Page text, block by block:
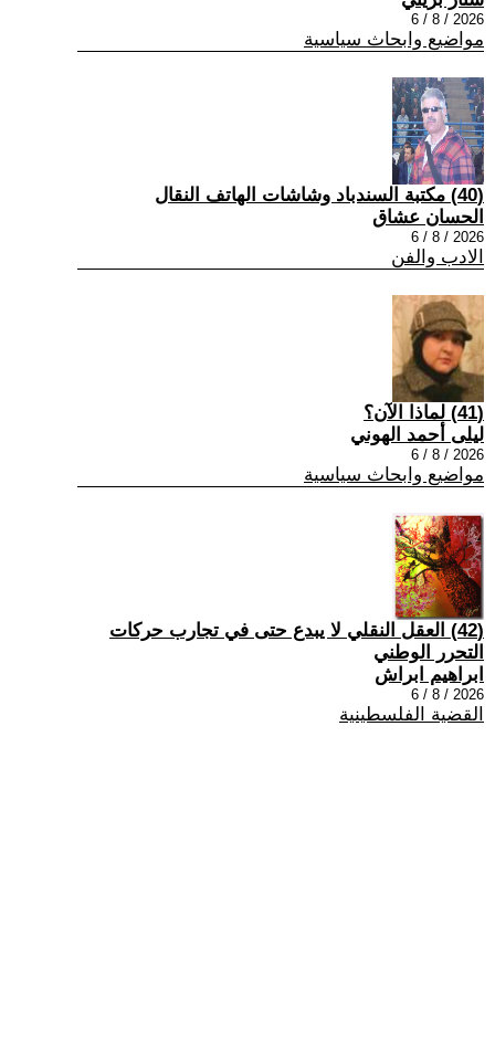
2026 / 8 / 6
مواضيع وابحاث سياسية
(40) مكتبة السندباد وشاشات الهاتف النقال
الحسان عشاق
2026 / 8 / 6
الادب والفن
(41) لماذا الآن؟
ليلى أحمد الهوني
2026 / 8 / 6
مواضيع وابحاث سياسية
(42) العقل النقلي لا يبدع حتى في تجارب حركات
التحرر الوطني
ابراهيم ابراش
2026 / 8 / 6
القضية الفلسطينية